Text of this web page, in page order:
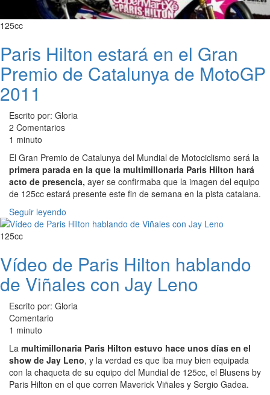
125cc
Paris Hilton estará en el Gran
Premio de Catalunya de MotoGP
2011
Escrito por: Gloria
2 Comentarios
1 minuto
El Gran Premio de Catalunya del Mundial de Motociclismo será la
primera parada en la que la multimillonaria Paris Hilton hará
acto de presencia, ayer se confirmaba que la imagen del equipo
de 125cc estará presente este fin de semana en la pista catalana.
Seguir leyendo
125cc
Vídeo de Paris Hilton hablando
de Viñales con Jay Leno
Escrito por: Gloria
Comentario
1 minuto
La multimillonaria Paris Hilton estuvo hace unos días en el
show de Jay Leno, y la verdad es que iba muy bien equipada
con la chaqueta de su equipo del Mundial de 125cc, el Blusens by
Paris Hilton en el que corren Maverick Viñales y Sergio Gadea.